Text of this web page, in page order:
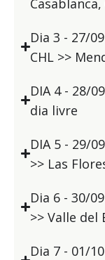
Dia 3 - 27/
CHL >>
DIA 4 - 28/
dia livre
DIA 5 - 29/
>> Las
Dia 6 - 30/
>> Valle del
Dia 7 - 01/